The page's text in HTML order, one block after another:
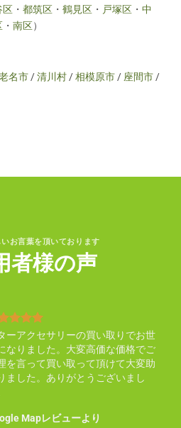
区 ・ 都筑区 ・ 鶴見区 ・ 戸塚区 ・ 中
・ 南区）
名市/清川村/相模原市/ 座間市/
お言葉を頂いております
者様の声
ーアクセサリーの買い取りでお世
なりました。大変高価な価格でご
を言って買い取って頂けて大変助
ました。ありがとうございまし
Mapレビューより